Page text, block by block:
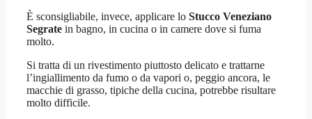
È sconsigliabile, invece, applicare lo Stucco Veneziano
Segrate in bagno, in cucina o in camere dove si fuma
molto.
Si tratta di un rivestimento piuttosto delicato e trattarne
l’ingiallimento da fumo o da vapori o, peggio ancora, le
macchie di grasso, tipiche della cucina, potrebbe risultare
molto difficile.